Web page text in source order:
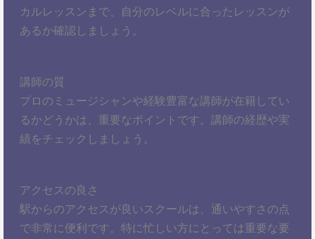
カルレッスンまで、自分のレベルに合ったレッスンが
あるか確認しましょう。
講師の質
プロのミュージシャンや経験豊富な講師が在籍してい
るかどうかは、重要なポイントです。講師の経歴や実
績をチェックしましょう。
アクセスの良さ
駅からのアクセスが良いスクールは、通いやすさの点
で非常に便利です。特に忙しい方にとっては重要な要